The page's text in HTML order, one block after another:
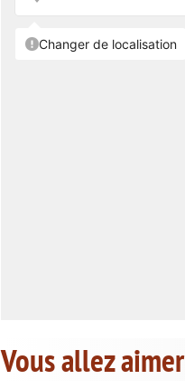
Vous allez aimer